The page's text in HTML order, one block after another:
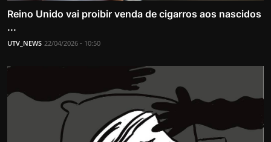
Reino Unido vai proibir venda de cigarros aos nascidos
...
UTV_NEWS 22/04/2026 - 10:50